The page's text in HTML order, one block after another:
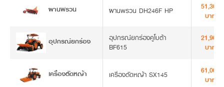
ผานพรวน ผานพรวน DH246F HP
51,300
บาท
อุปกรณ์ยกร่อง
อุปกรณ์ยกร่องคูโบต้า
BF615
21,900
บาท
เครื่องตัดหญ้า เครื่องตัดหญ้า SX145
61,000
บาท